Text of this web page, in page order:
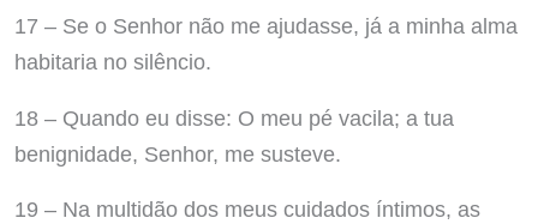
17 – Se o Senhor não me ajudasse, já a minha alma
habitaria no silêncio.
18 – Quando eu disse: O meu pé vacila; a tua
benignidade, Senhor, me susteve.
19 – Na multidão dos meus cuidados íntimos, as